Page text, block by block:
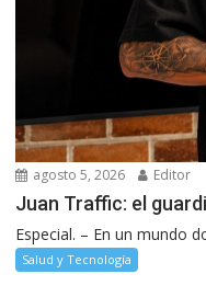
agosto 5, 2026 Editor
Juan Traffic: el
Especial. – En un mundo
Salud y Tecnología